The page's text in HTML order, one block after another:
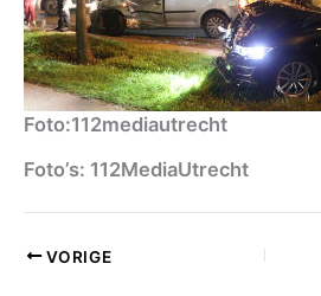
Foto:112mediautrecht
Foto’s: 112MediaUtrecht
VORIGE